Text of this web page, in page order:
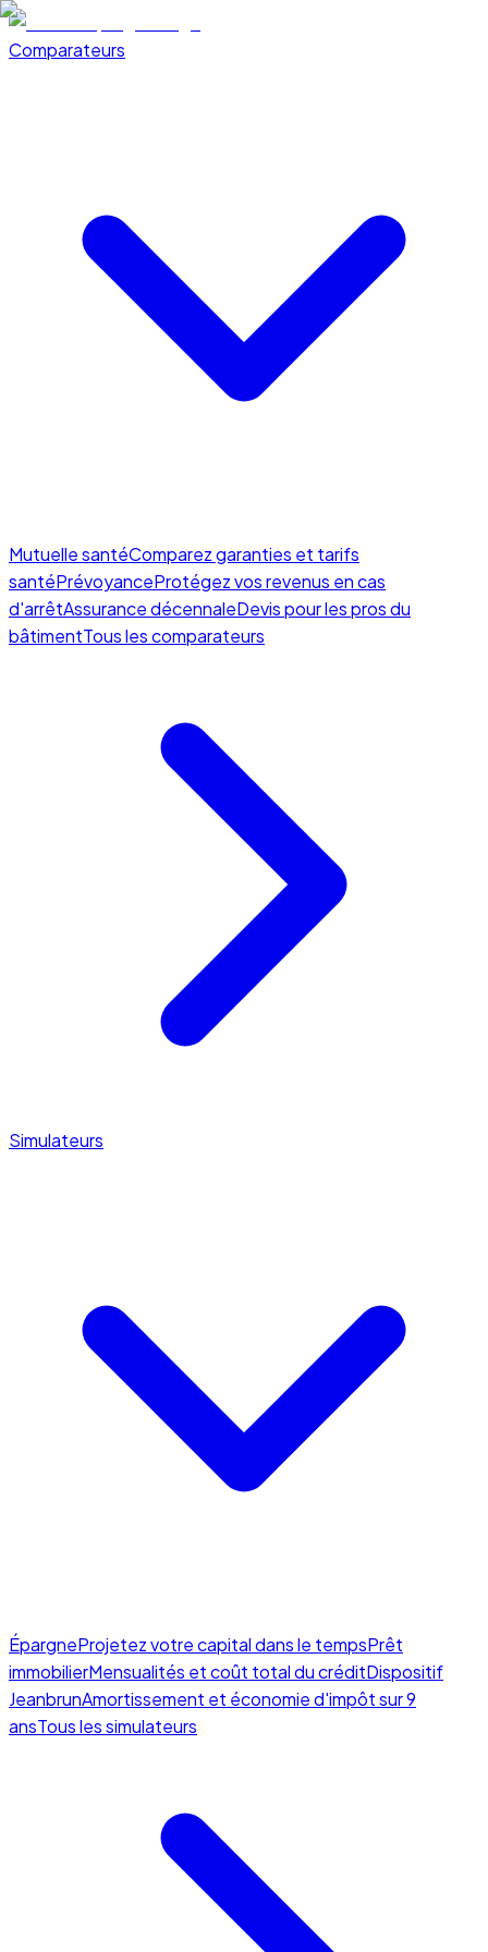
Comparateurs
Mutuelle santéComparez garanties et tarifs
santéPrévoyanceProtégez vos revenus en cas
d'arrêtAssurance décennaleDevis pour les pros du
bâtimentTous les comparateurs
Simulateurs
ÉpargneProjetez votre capital dans le tempsPrêt
immobilierMensualités et coût total du créditDispositif
JeanbrunAmortissement et économie d'impôt sur 9
ansTous les simulateurs